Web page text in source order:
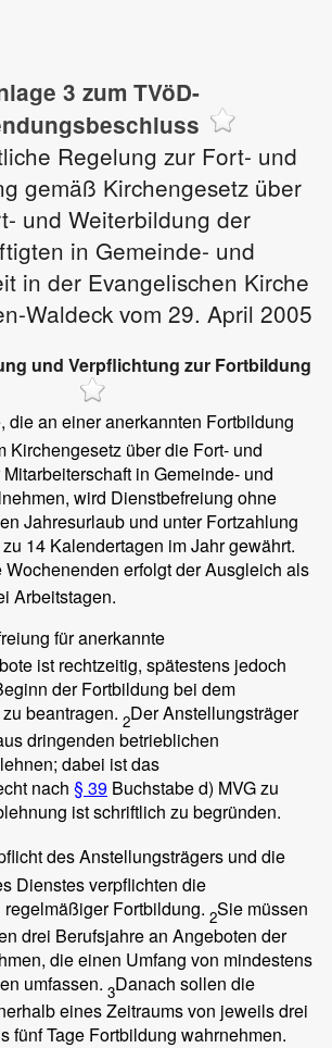
3 zum TVöD-
Regelung zur Fort- und
gemäß Kirchengesetz über
und Weiterbildung der
in Gemeinde- und
in der Evangelischen Kirche
Waldeck vom 29. April 2005
und Verpflichtung zur Fortbildung
die an einer anerkannten Fortbildung
Kirchengesetz über die Fort- und
in Gemeinde- und
wird Dienstbefreiung ohne
Jahresurlaub und unter Fortzahlung
14 Kalendertagen im Jahr gewährt.
erfolgt der Ausgleich als
Arbeitstagen.
für anerkannte
ist rechtzeitig, spätestens jedoch
der Fortbildung bei dem
beantragen. 2Der Anstellungsträger
dringenden betrieblichen
dabei ist das
nach § 39 Buchstabe d) MVG zu
ist schriftlich zu begründen.
des Anstellungsträgers und die
Dienstes verpflichten die
Fortbildung. 2Sie müssen
drei Berufsjahre an Angeboten der
die einen Umfang von mindestens
umfassen. 3Danach sollen die
eines Zeitraums von jeweils drei
fünf Tage Fortbildung wahrnehmen.